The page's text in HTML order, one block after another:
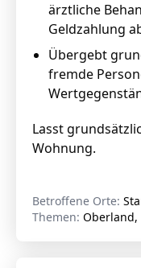
ärztliche
Geldzahlung
Übergebt
fremde
Lasst
Wohnung.
Betroffene Orte:
Themen: Oberland,